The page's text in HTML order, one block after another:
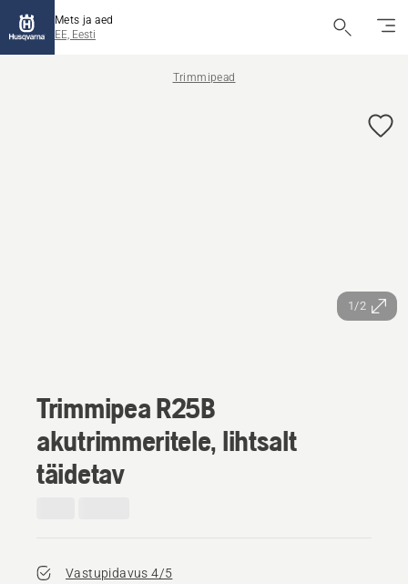
Mets ja aed
EE, Eesti
Trimmipead
1/2
Trimmipea R25B
akutrimmeritele, lihtsalt
täidetav
Vastupidavus 4/5